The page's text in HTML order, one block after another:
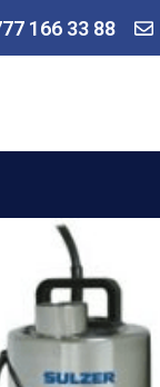
166 33 88